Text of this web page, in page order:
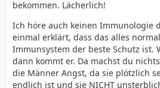
bekommen. Lächerlich!
Ich höre auch keinen Immunologie
einmal erklärt, dass das alles
Immunsystem der beste Schutz ist.
dann kommt er. Da machst du
die Männer Angst, da sie plötzlich
endlich ist und sie NICHT